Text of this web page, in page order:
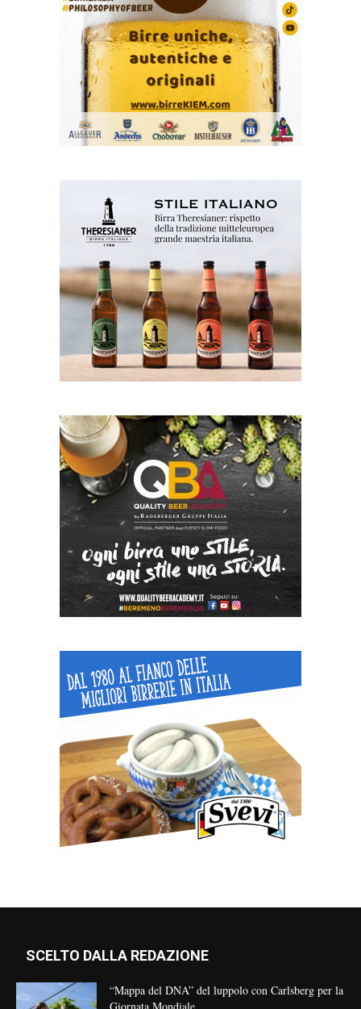
SCELTO DALLA REDAZIONE
“Mappa del DNA” del luppolo con Carlsberg per la